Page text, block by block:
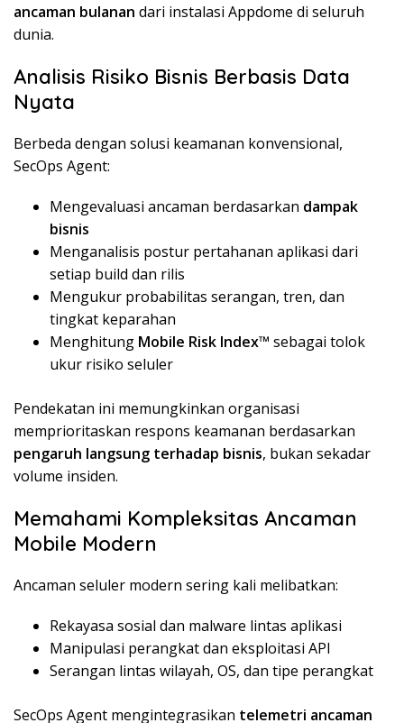
ancaman bulanan dari instalasi Appdome di seluruh
dunia.
Analisis Risiko Bisnis Berbasis Data
Nyata
Berbeda dengan solusi keamanan konvensional,
SecOps Agent:
Mengevaluasi ancaman berdasarkan dampak
bisnis
Menganalisis postur pertahanan aplikasi dari
setiap build dan rilis
Mengukur probabilitas serangan, tren, dan
tingkat keparahan
Menghitung Mobile Risk Index™ sebagai tolok
ukur risiko seluler
Pendekatan ini memungkinkan organisasi
memprioritaskan respons keamanan berdasarkan
pengaruh langsung terhadap bisnis, bukan sekadar
volume insiden.
Memahami Kompleksitas Ancaman
Mobile Modern
Ancaman seluler modern sering kali melibatkan:
Rekayasa sosial dan malware lintas aplikasi
Manipulasi perangkat dan eksploitasi API
Serangan lintas wilayah, OS, dan tipe perangkat
SecOps Agent mengintegrasikan telemetri ancaman